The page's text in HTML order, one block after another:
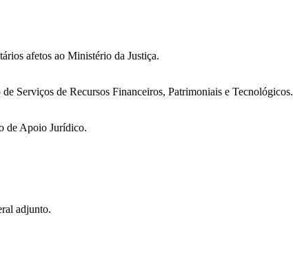
afetos ao Ministério da Justiça.
Serviços de Recursos Financeiros, Patrimoniais e Tecnológicos.
de Apoio Jurídico.
adjunto.